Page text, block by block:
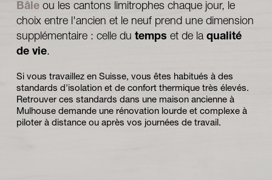
Bâle ou les cantons limitrophes chaque jour, le
choix entre l'ancien et le neuf prend une dimension
supplémentaire : celle du temps et de la qualité
de vie.
Si vous travaillez en Suisse, vous êtes habitués à des
standards d'isolation et de confort thermique très élevés.
Retrouver ces standards dans une maison ancienne à
Mulhouse demande une rénovation lourde et complexe à
piloter à distance ou après vos journées de travail.